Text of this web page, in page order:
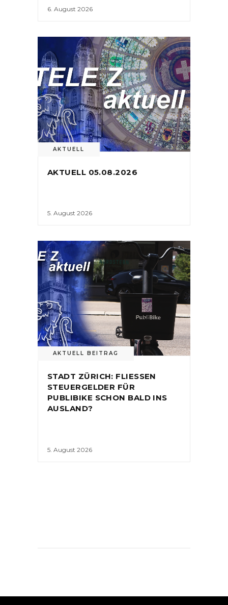
6. August 2026
AKTUELL
AKTUELL 05.08.2026
5. August 2026
AKTUELL BEITRAG
STADT ZÜRICH: FLIESSEN
STEUERGELDER FÜR
PUBLIBIKE SCHON BALD INS
AUSLAND?
5. August 2026